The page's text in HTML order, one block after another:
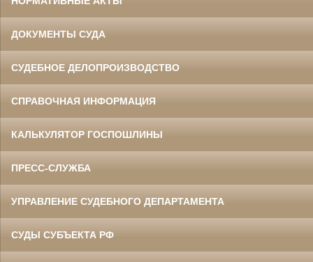
ДОКУМЕНТЫ СУДА
СУДЕБНОЕ ДЕЛОПРОИЗВОДСТВО
СПРАВОЧНАЯ ИНФОРМАЦИЯ
КАЛЬКУЛЯТОР ГОСПОШЛИНЫ
ПРЕСС-СЛУЖБА
УПРАВЛЕНИЕ СУДЕБНОГО ДЕПАРТАМЕНТА
СУДЫ СУБЪЕКТА РФ